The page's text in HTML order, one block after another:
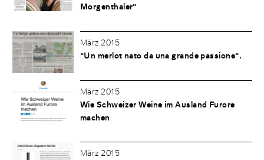
Morgenthaler"
März 2015
"Un merlot nato da una grande passione".
März 2015
Wie Schweizer Weine im Ausland Furore
machen
März 2015